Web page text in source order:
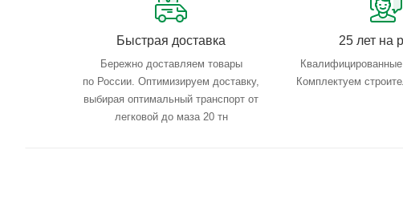
Быстрая доставка
Бережно доставляем товары
по России. Оптимизируем доставку,
выбирая оптимальный транспорт от
легковой до маза 20 тн
25 лет на
Комплектуем